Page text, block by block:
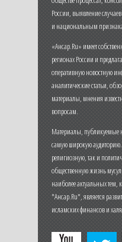
России, выявление
и национальным
«Ансар.Ru» имеет
регионах России и
оперативную новостную
аналитические статьи,
материалы, мнения
вопросам.
Материалы, публикуемые
самую широкую аудиторию.
религиозную, так и
общественную жизнь
наиболее актуальных тем,
"Ансар.Ru", является
исламских финансов и